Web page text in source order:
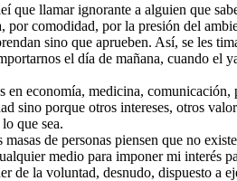
llamar ignorante a alguien que
comodidad, por la presión del
sino que aprueben. Así, se les
el día de mañana, cuando el
economía, medicina,
sino porque otros intereses, otros
que sea.
de personas piensen que no
medio para imponer mi
de la voluntad, desnudo, dispuesto a